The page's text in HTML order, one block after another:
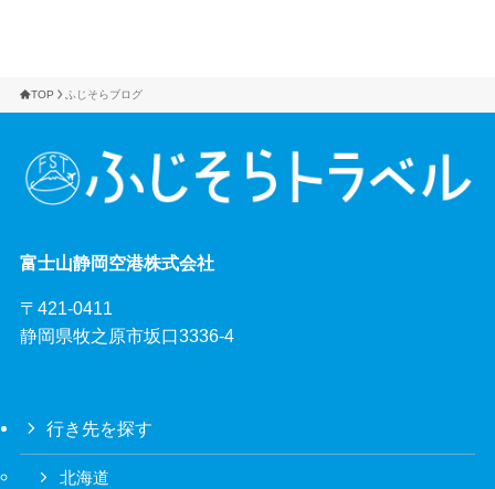
TOP ふじそらブログ
富士山静岡空港株式会社
〒421-0411
静岡県牧之原市坂口3336-4
行き先を探す
北海道